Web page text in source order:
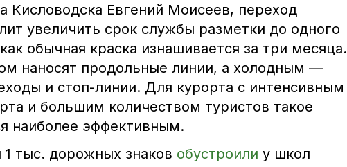
Кисловодска Евгений Моисеев, переход
увеличить срок службы разметки до одного
обычная краска изнашивается за три месяца.
наносят продольные линии, а холодным —
и стоп-линии. Для курорта с интенсивным
и большим количеством туристов такое
наиболее эффективным.
1 тыс. дорожных знаков обустроили у школ